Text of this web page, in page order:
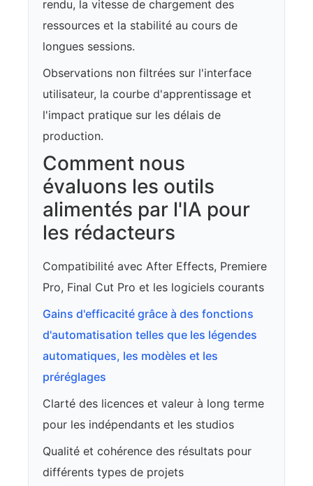
rendu, la vitesse de chargement des
ressources et la stabilité au cours de
longues sessions.
Observations non filtrées sur l'interface
utilisateur, la courbe d'apprentissage et
l'impact pratique sur les délais de
production.
Comment nous
évaluons les outils
alimentés par l'IA pour
les rédacteurs
Compatibilité avec After Effects, Premiere
Pro, Final Cut Pro et les logiciels courants
Gains d'efficacité grâce à des fonctions
d'automatisation telles que les légendes
automatiques, les modèles et les
préréglages
Clarté des licences et valeur à long terme
pour les indépendants et les studios
Qualité et cohérence des résultats pour
différents types de projets